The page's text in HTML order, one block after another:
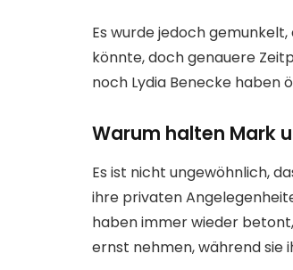
Es wurde jedoch
könnte, doch genauere
noch Lydia Benecke haben
Warum halten Mark
Es ist nicht ungewöhnlich,
ihre privaten
haben immer wieder
ernst nehmen, während sie